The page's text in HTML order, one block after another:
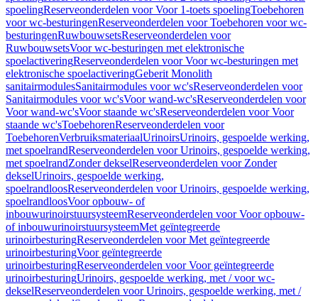
spoelingReserveonderdelen voor Voor 1-toets spoelingToebehoren
voor wc-besturingenReserveonderdelen voor Toebehoren voor wc-
besturingenRuwbouwsetsReserveonderdelen voor
RuwbouwsetsVoor wc-besturingen met elektronische
spoelactiveringReserveonderdelen voor Voor wc-besturingen met
elektronische spoelactiveringGeberit Monolith
sanitairmodulesSanitairmodules voor wc'sReserveonderdelen voor
Sanitairmodules voor wc'sVoor wand-wc'sReserveonderdelen voor
Voor wand-wc'sVoor staande wc'sReserveonderdelen voor Voor
staande wc'sToebehorenReserveonderdelen voor
ToebehorenVerbruiksmateriaalUrinoirsUrinoirs, gespoelde werking,
met spoelrandReserveonderdelen voor Urinoirs, gespoelde werking,
met spoelrandZonder dekselReserveonderdelen voor Zonder
dekselUrinoirs, gespoelde werking,
spoelrandloosReserveonderdelen voor Urinoirs, gespoelde werking,
spoelrandloosVoor opbouw- of
inbouwurinoirstuursysteemReserveonderdelen voor Voor opbouw-
of inbouwurinoirstuursysteemMet geïntegreerde
urinoirbesturingReserveonderdelen voor Met geïntegreerde
urinoirbesturingVoor geïntegreerde
urinoirbesturingReserveonderdelen voor Voor geïntegreerde
urinoirbesturingUrinoirs, gespoelde werking, met / voor wc-
dekselReserveonderdelen voor Urinoirs, gespoelde werking, met /